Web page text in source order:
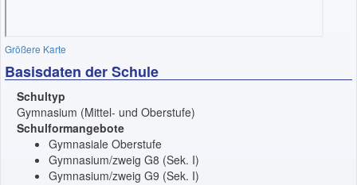
Größere Karte
Basisdaten der Schule
Schultyp
Gymnasium (Mittel- und Oberstufe)
Schulformangebote
Gymnasiale Oberstufe
Gymnasium/zweig G8 (Sek. I)
Gymnasium/zweig G9 (Sek. I)